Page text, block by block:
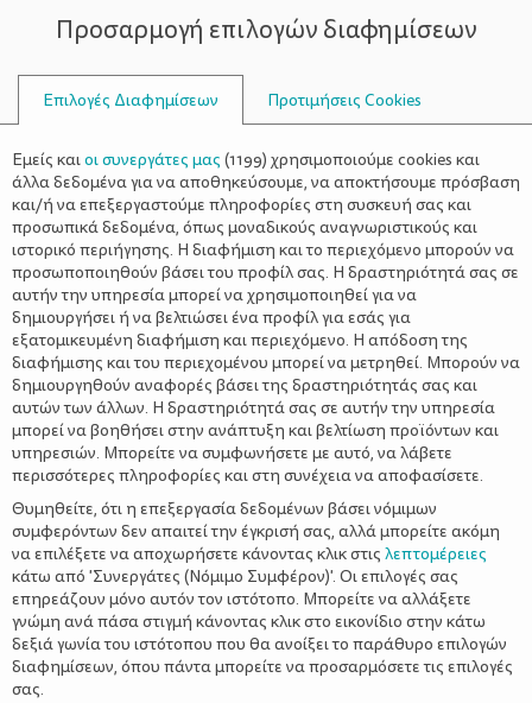
ΣΥΜΒΟΥΛΟΙ
ΓΡΊΠΗ
Αντιγριππικός εμβολιασμός - Το
«τσίμπημα» του Νοεμβρίου
Προσαρμογή επιλογών διαφημίσεων
Επιλογές Διαφημίσεων Προτιμήσεις Cookies
Εμείς καιοι συνεργάτες μας (1199) χρησιμοποιούμε cookies και
άλλα δεδομένα για να αποθηκεύσουμε, να αποκτήσουμε πρόσβαση
και/ή να επεξεργαστούμε πληροφορίες στη συσκευή σας και
προσωπικά δεδομένα, όπως μοναδικούς αναγνωριστικούς και
ιστορικό περιήγησης. Η διαφήμιση και το περιεχόμενο μπορούν να
προσωποποιηθούν βάσει του προφίλ σας. Η δραστηριότητά σας σε
αυτήν την υπηρεσία μπορεί να χρησιμοποιηθεί για να
δημιουργήσει ή να βελτιώσει ένα προφίλ για εσάς για
εξατομικευμένη διαφήμιση και περιεχόμενο. Η απόδοση της
διαφήμισης και του περιεχομένου μπορεί να μετρηθεί. Μπορούν να
δημιουργηθούν αναφορές βάσει της δραστηριότητάς σας και
αυτών των άλλων. Η δραστηριότητά σας σε αυτήν την υπηρεσία
μπορεί να βοηθήσει στην ανάπτυξη και βελτίωση προϊόντων και
υπηρεσιών. Μπορείτε να συμφωνήσετε με αυτό, να λάβετε
περισσότερες πληροφορίες και στη συνέχεια να αποφασίσετε.
Θυμηθείτε, ότι η επεξεργασία δεδομένων βάσει νόμιμων
συμφερόντων δεν απαιτεί την έγκρισή σας, αλλά μπορείτε ακόμη
να επιλέξετε να αποχωρήσετε κάνοντας κλικ στις λεπτομέρειες
κάτω από 'Συνεργάτες (Νόμιμο Συμφέρον)'. Οι επιλογές σας
επηρεάζουν μόνο αυτόν τον ιστότοπο. Μπορείτε να αλλάξετε
γνώμη ανά πάσα στιγμή κάνοντας κλικ στο εικονίδιο στην κάτω
δεξιά γωνία του ιστότοπου που θα ανοίξει το παράθυρο επιλογών
διαφημίσεων, όπου πάντα μπορείτε να προσαρμόσετε τις επιλογές
σας.